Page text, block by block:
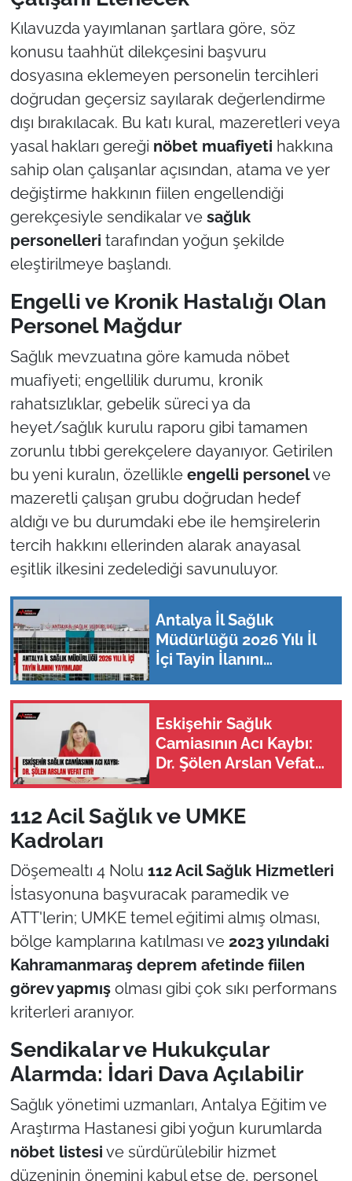
Kılavuzda yayımlanan şartlara göre, söz
konusu taahhüt dilekçesini başvuru
dosyasına eklemeyen personelin tercihleri
doğrudan geçersiz sayılarak değerlendirme
dışı bırakılacak. Bu katı kural, mazeretleri veya
yasal hakları gereği nöbet muafiyeti hakkına
sahip olan çalışanlar açısından, atama ve yer
değiştirme hakkının fiilen engellendiği
gerekçesiyle sendikalar ve sağlık
personelleri tarafından yoğun şekilde
eleştirilmeye başlandı.
Engelli ve Kronik Hastalığı Olan
Personel Mağdur
Sağlık mevzuatına göre kamuda nöbet
muafiyeti; engellilik durumu, kronik
rahatsızlıklar, gebelik süreci ya da
heyet/sağlık kurulu raporu gibi tamamen
zorunlu tıbbi gerekçelere dayanıyor. Getirilen
bu yeni kuralın, özellikle engelli personelve
mazeretli çalışan grubu doğrudan hedef
aldığı ve bu durumdaki ebe ile hemşirelerin
tercih hakkını ellerinden alarak anayasal
eşitlik ilkesini zedelediği savunuluyor.
Antalya İl Sağlık
Müdürlüğü 2026 Yılı İl
İçi Tayin İlanını
Eskişehir Sağlık
Camiasının Acı Kaybı:
Dr. Şölen Arslan Vefat
112 Acil Sağlık ve UMKE
Kadroları
Döşemealtı 4 Nolu 112 Acil Sağlık Hizmetleri
İstasyonuna başvuracak paramedik ve
ATT'lerin; UMKE temel eğitimi almış olması,
bölge kamplarına katılması ve 2023 yılındaki
Kahramanmaraş deprem afetinde fiilen
görev yapmışolması gibi çok sıkı performans
kriterleri aranıyor.
Sendikalar ve Hukukçular
Alarmda: İdari Dava Açılabilir
Sağlık yönetimi uzmanları, Antalya Eğitim ve
Araştırma Hastanesi gibi yoğun kurumlarda
nöbet listesi ve sürdürülebilir hizmet
düzeninin önemini kabul etse de, personel